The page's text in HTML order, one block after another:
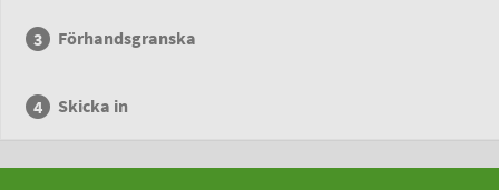
Förhandsgranska
Skicka in